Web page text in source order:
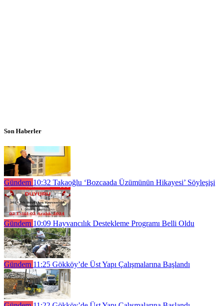
Son Haberler
Gündem 10:32 Takaoğlu ‘Bozcaada Üzümünün Hikayesi’ Söyleşişi
Gündem 10:09 Hayvancılık Destekleme Programı Belli Oldu
Gündem 11:25 Gökköy’de Üst Yapı Çalışmalarına Başlandı